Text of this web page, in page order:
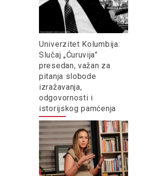
Univerzitet Kolumbija:
Slučaj „Ćuruvija”
presedan, važan za
pitanja slobode
izražavanja,
odgovornosti i
istorijskog pamćenja